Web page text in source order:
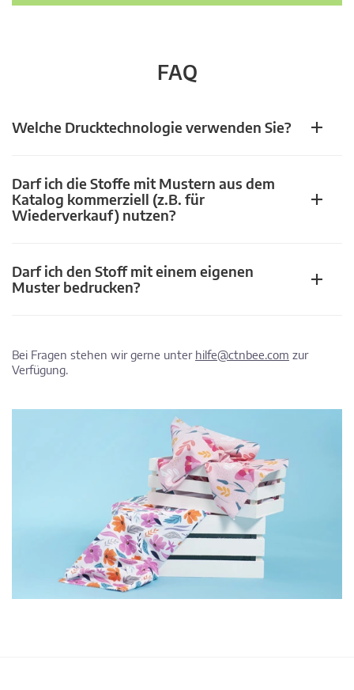
FAQ
Welche Drucktechnologie verwenden Sie?
Darf ich die Stoffe mit Mustern aus dem
Katalog kommerziell (z.B. für
Wiederverkauf) nutzen?
Darf ich den Stoff mit einem eigenen
Muster bedrucken?
Bei Fragen stehen wir gerne unter hilfe@ctnbee.com zur
Verfügung.